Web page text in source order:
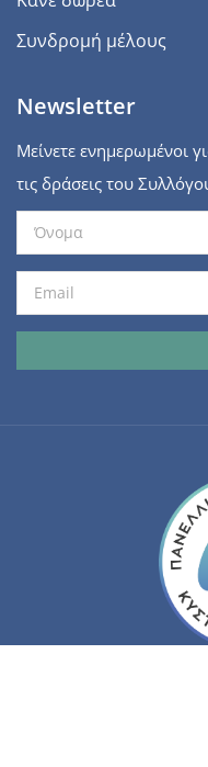
Συνδρομή μέλους
Newsletter
Μείνετε ενημερωμένοι
τις δράσεις του